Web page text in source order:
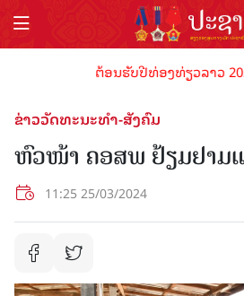
ຕ້ອນຮັບປີທ່ອງທ່ຽວລາວ
ຂ່າວວັດທະນະທຳ-ສັງຄົມ
ຫົວໜ້າ ຄອສພ ຢ້ຽມຢາມ
11:25 25/03/2024